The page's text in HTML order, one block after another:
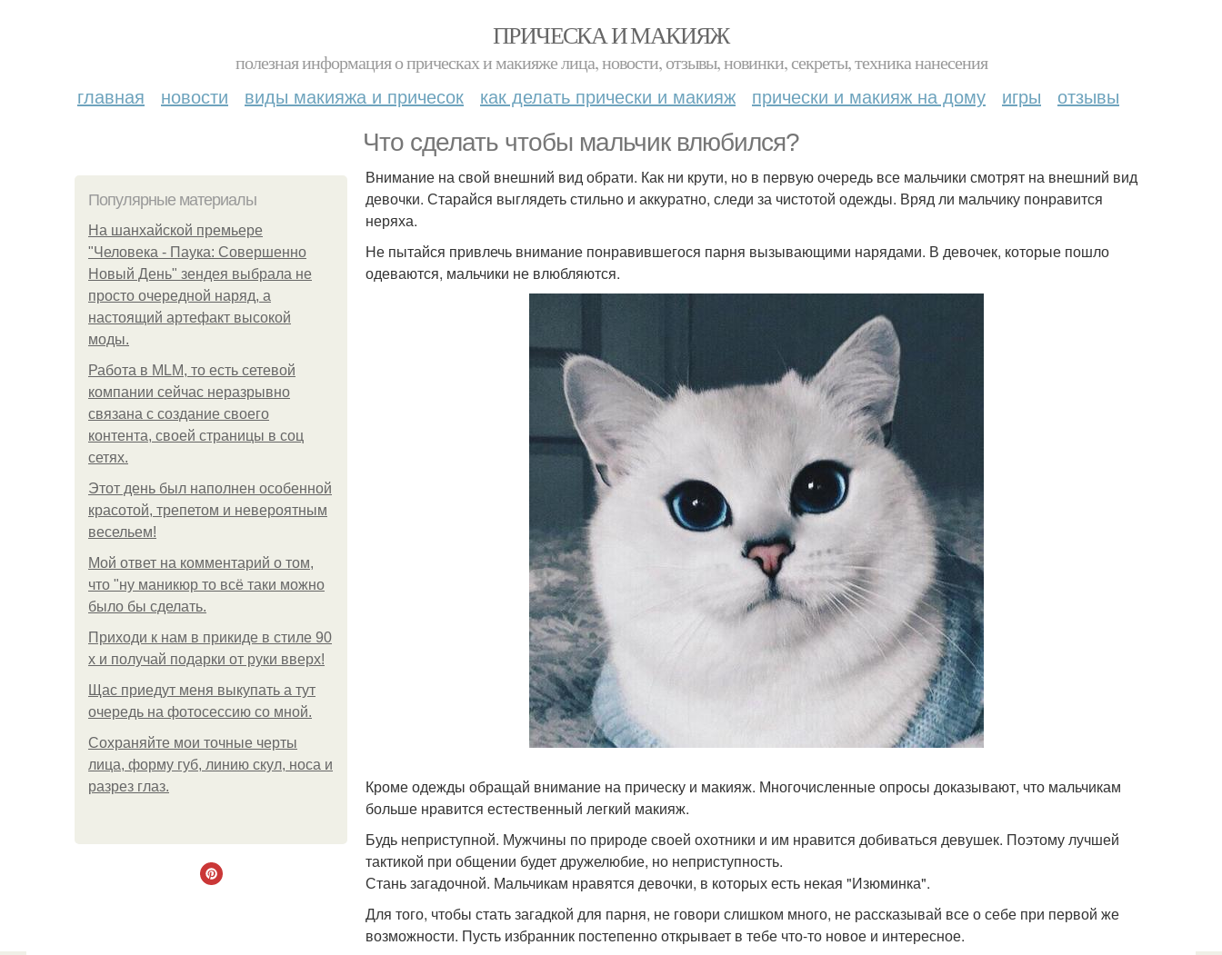
ПРИЧЕСКА И МАКИЯЖ
полезная информация о прическах и макияже лица, новости, отзывы, новинки, секреты, техника нанесения
главная новости виды макияжа и причесок как делать прически и макияж прически и макияж на дому игры отзывы
Что сделать чтобы мальчик влюбился?
Популярные материалы
На шанхайской премьере
"Человека - Паука: Совершенно
Новый День" зендея выбрала не
просто очередной наряд, а
настоящий артефакт высокой
моды.
Работа в MLM, то есть сетевой
компании сейчас неразрывно
связана с создание своего
контента, своей страницы в соц
сетях.
Этот день был наполнен особенной
красотой, трепетом и невероятным
весельем!
Мой ответ на комментарий о том,
что "ну маникюр то всё таки можно
было бы сделать.
Приходи к нам в прикиде в стиле 90
х и получай подарки от руки вверх!
Щас приедут меня выкупать а тут
очередь на фотосессию со мной.
Сохраняйте мои точные черты
лица, форму губ, линию скул, носа и
разрез глаз.
Внимание на свой внешний вид обрати. Как ни крути, но в первую очередь все мальчики смотрят на внешний вид
девочки. Старайся выглядеть стильно и аккуратно, следи за чистотой одежды. Вряд ли мальчику понравится
неряха.
Не пытайся привлечь внимание понравившегося парня вызывающими нарядами. В девочек, которые пошло
одеваются, мальчики не влюбляются.
Кроме одежды обращай внимание на прическу и макияж. Многочисленные опросы доказывают, что мальчикам
больше нравится естественный легкий макияж.
Будь неприступной. Мужчины по природе своей охотники и им нравится добиваться девушек. Поэтому лучшей
тактикой при общении будет дружелюбие, но неприступность.
Стань загадочной. Мальчикам нравятся девочки, в которых есть некая "Изюминка".
Для того, чтобы стать загадкой для парня, не говори слишком много, не рассказывай все о себе при первой же
возможности. Пусть избранник постепенно открывает в тебе что-то новое и интересное.